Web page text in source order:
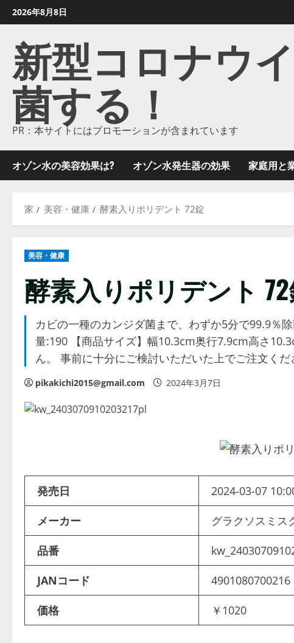
ン
2026年8月8日
新型コロナウ
菌する！
PR：本サイトにはプロモーションが含まれています
オゾン水の美容効果は? オゾン水発生器の効果 家庭用と
家 美容・健康 酵素入りポリデント 72錠
美容・健康
酵素入りポリデント
カビの一種のカンジダ菌まで、わずか5分で99.9％
量:190 【商品サイズ】幅10.3cm奥行7.9cm高さ
ん。 事前に十分にご検討いただいた上でご注文くだ
pikakichi2015@gmail.com 2024年3月7日
発売日 2024-03-07
メーカー グラクソスミ
品番
JANコード 4901080700216
価格 ￥1020